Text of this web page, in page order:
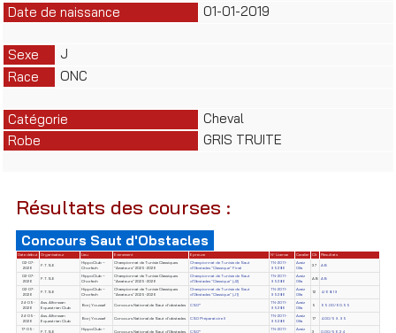
Date de naissance
01-01-2019
Sexe
J
Race
ONC
Catégorie
Cheval
Robe
GRIS TRUITE
Résultats des courses :
Concours Saut d'Obstacles
Date début Organisateur Lieu Evènement Epreuve N° License Cavalier Clt
Résultats
02-07-
2026
F.T.S.E
HippoClub –
Chorfech
Championnat de Tunisie Classiques
"Amateurs" 2025-2026
Championnat de Tunisie de Saut
d'Obstacles "Classique" Final
TN-2011-
95286
Azaiz
Olfa
37 AB
02-07-
2026
F.T.S.E
HippoClub –
Chorfech
Championnat de Tunisie Classiques
"Amateurs" 2025-2026
Championnat de Tunisie de Saut
d'Obstacles "Classique" (J2)
TN-2011-
95286
Azaiz
Olfa
AB AB
02-07-
2026
F.T.S.E
HippoClub –
Chorfech
Championnat de Tunisie Classiques
"Amateurs" 2025-2026
Championnat de Tunisie de Saut
d'Obstacles "Classique" (J1)
TN-2011-
95286
Azaiz
Olfa
12 4/68.19
24-05-
2026
Ass. Alforssan
Equestrian Club
Borj Youssef Concours National de Saut d'obstacles CSO*
TN-2011-
95286
Azaiz
Olfa
5 65.00/60.55
24-05-
2026
Ass. Alforssan
Equestrian Club
Borj Youssef Concours National de Saut d'obstacles CSO Préparatoire II
TN-2011-
95286
Azaiz
Olfa
17 4.00/59.95
17-05-
F.T.S.E
HippoClub –
Concours National de Saut d'Obstacles CSO*
TN-2011-
Azaiz
3 0.00/56.34